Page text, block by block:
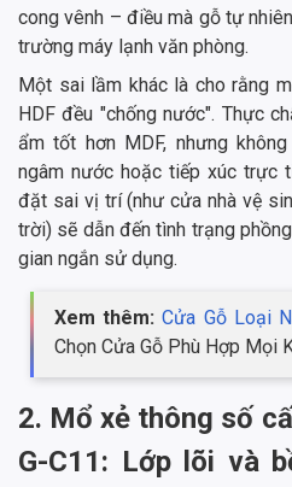
cong vênh – điều mà gỗ tự
trường máy lạnh văn phòng.
Một sai lầm khác là cho rằng
HDF đều "chống nước". Thực
ẩm tốt hơn MDF, nhưng
ngâm nước hoặc tiếp xúc trực
đặt sai vị trí (như cửa nhà vệ
trời) sẽ dẫn đến tình trạng
gian ngắn sử dụng.
Xem thêm:Cửa Gỗ Loại
Chọn Cửa Gỗ Phù Hợp Mọi
2. Mổ xẻ thông số
G-C11: Lớp lõi và